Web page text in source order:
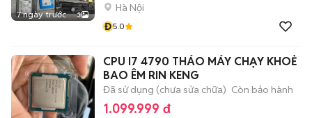
7 ngày trước 3
Hà Nội
Đ5.0
CPU I7 4790 THÁO MÁY CHẠY KHOẺ
BAO ÊM RIN KENG
Đã sử dụng (chưa sửa chữa) Còn bảo hành
1.099.999 đ